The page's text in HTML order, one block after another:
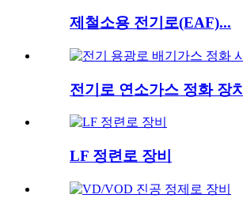
제철소용 전기로(EAF)...
전기로 연소가스 정화 장치
LF 정련로 장비